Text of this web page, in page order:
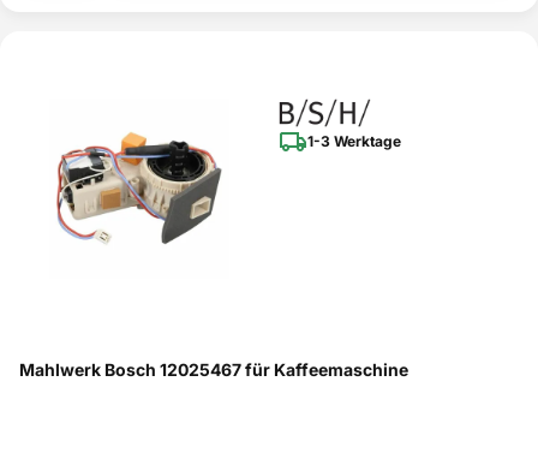
1-3 Werktage
Mahlwerk Bosch 12025467 für Kaffeemaschine